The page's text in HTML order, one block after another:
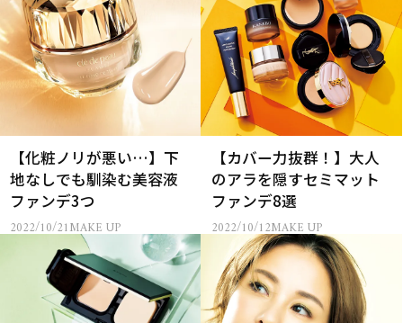
【化粧ノリが悪い…】下
地なしでも馴染む美容液
ファンデ3つ
2022/10/21MAKE UP
【カバー力抜群！】大人
のアラを隠すセミマット
ファンデ8選
2022/10/12MAKE UP